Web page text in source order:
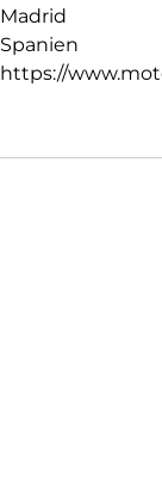
Madrid
Spanien
https://